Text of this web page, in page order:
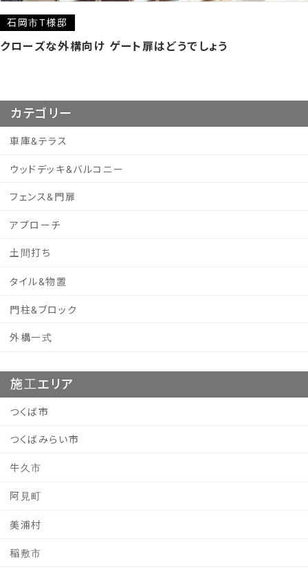
石岡市T様邸
クローズな外構向け ゲート扉はどうでしょう
カテゴリー
車庫&テラス
ウッドデッキ&バルコニー
フェンス&門扉
アプローチ
土間打ち
タイル&物置
門柱&ブロック
外構一式
施工エリア
つくば市
つくばみらい市
牛久市
阿見町
美浦村
稲敷市